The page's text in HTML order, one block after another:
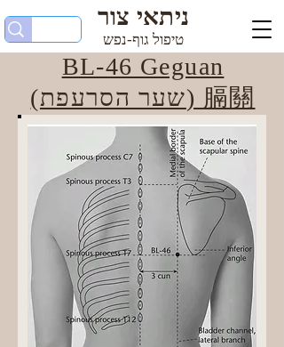
ניתאי צור
טיפול גוף-נפש
BL-46 Geguan
(שער הסרעפת) 膈關